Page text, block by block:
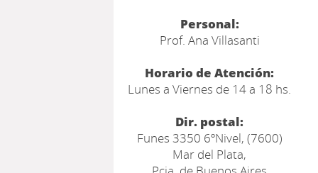
Personal:
Prof. Ana Villasanti
Horario de Atención:
Lunes a Viernes de 14 a 18 hs.
Dir. postal:
Funes 3350 6ºNivel, (7600)
Mar del Plata,